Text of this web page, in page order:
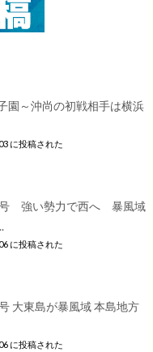
園～沖尚の初戦相手は横浜
に投稿された
強い勢力で西へ 暴風域
に投稿された
大東島が暴風域 本島地方
に投稿された